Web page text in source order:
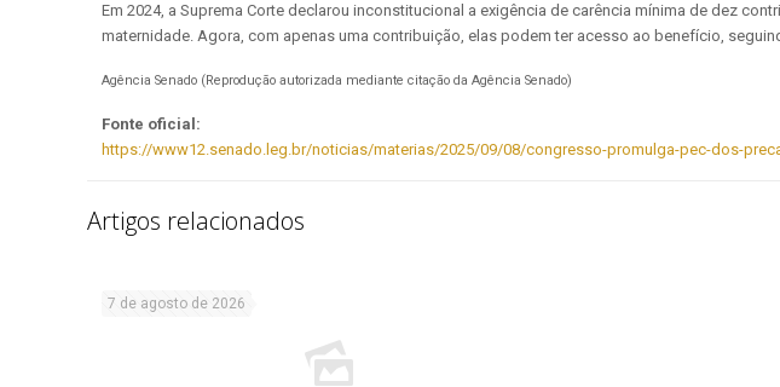
Em 2024, a Suprema Corte declarou inconstitucional a exigência de carência mínima de dez
maternidade. Agora, com apenas uma contribuição, elas podem ter acesso ao benefício,
Agência Senado (Reprodução autorizada mediante citação da Agência Senado)
Fonte oficial:
https://www12.senado.leg.br/noticias/materias/2025/09/08/congresso-promulga-pec-dos-
Artigos relacionados
7 de agosto de 2026